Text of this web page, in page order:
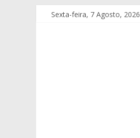
Sexta-feira, 7 Agosto, 2026